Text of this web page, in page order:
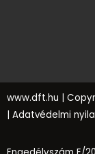
www.dft.hu |
Adatvédelmi